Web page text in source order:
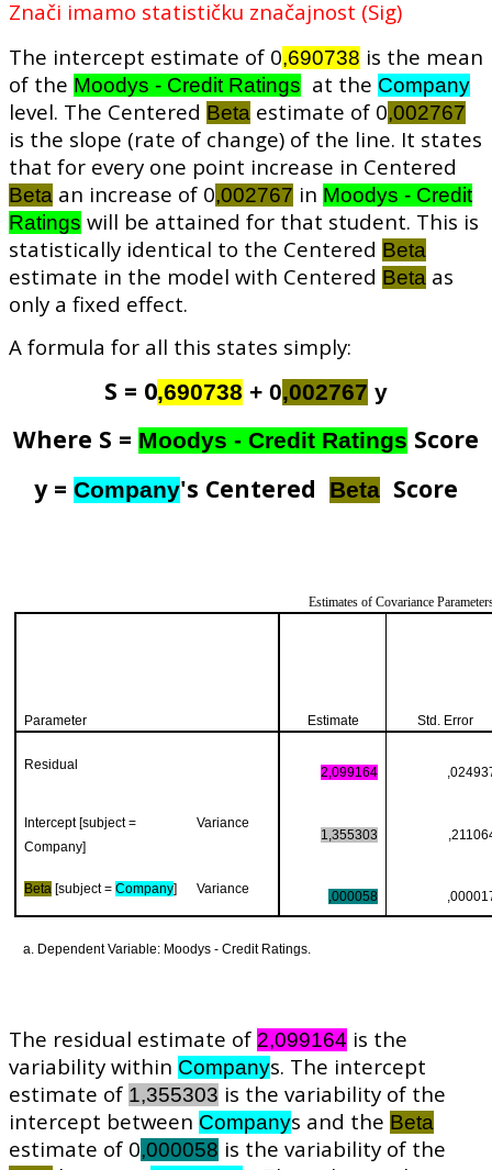
Znači imamo statističku značajnost (Sig)
The intercept estimate of 0,690738 is the mean
of the Moodys - Credit Ratings at the Company
level. The Centered Beta estimate of 0,002767
is the slope (rate of change) of the line. It states
that for every one point increase in Centered
Beta an increase of 0,002767 in Moodys - Credit
Ratings will be attained for that student. This is
statistically identical to the Centered Beta
estimate in the model with Centered Beta as
only a fixed effect.
A formula for all this states simply:
S = 0,690738 + 0,002767 y
Where S = Moodys - Credit Ratings Score
y = Company's Centered Beta Score
Estimates of Covariance
Parameter Estimate Std. Error
Residual 2,099164
Intercept [subject =
Company]
Variance
1,355303
Beta [subject =Company] Variance ,000058
a. Dependent Variable: Moodys - Credit Ratings.
The residual estimate of 2,099164 is the
variability within Companys. The intercept
estimate of 1,355303 is the variability of the
intercept between Companys and the Beta
estimate of 0,000058 is the variability of the